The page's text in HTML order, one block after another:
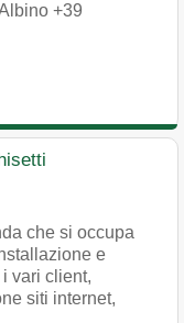
+39
che si occupa
e
vari client,
siti internet,